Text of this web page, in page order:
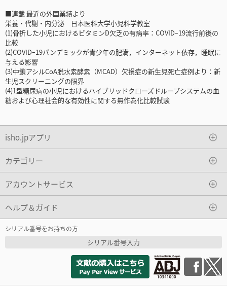
■連載 最近の外国業績より
栄養・代謝・内分泌 日本医科大学小児科学教室
(1)骨折した小児におけるビタミンD欠乏の有病率：COVIDｰ19流行前後の
比較
(2)COVIDｰ19パンデミックが青少年の肥満，インターネット依存，睡眠に
与える影響
(3)中鎖アシルCoA脱水素酵素（MCAD）欠損症の新生児死亡症例より：新
生児スクリーニングの限界
(4)1型糖尿病の小児におけるハイブリッドクローズドループシステムの血
糖および心理社会的な有効性に関する無作為化比較試験
isho.jpアプリ
カテゴリー
アカウントサービス
ヘルプ＆ガイド
シリアル番号をお持ちの方
シリアル番号入力